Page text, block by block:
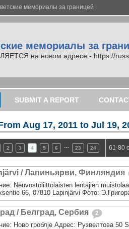
мемориалы за границей
мемориалы за
на новом адресе - https://
SUBMIT A REPORT
Aug 17, 2011 to Jul 19,
2 3 4 5 6 23 24 61-80
/ Лапиньярви, Финляндия
Neuvostoliittolaisten lentäjien
66, 07810 Lapinjärvi Фото:
/ Белград, Сербия 2
Ново гроблjе Адрес: Рузвелтова 50